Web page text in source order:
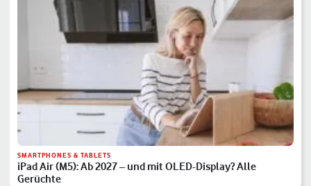
SMARTPHONES & TABLETS
iPad Air (M5): Ab 2027 – und mit OLED-Display? Alle
Gerüchte